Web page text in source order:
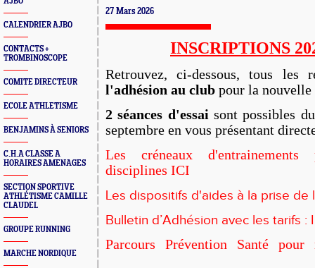
CALENDRIER AJBO
CONTACTS +
TROMBINOSCOPE
COMITE DIRECTEUR
ECOLE ATHLETISME
BENJAMINS À SENIORS
C.H.A CLASSE A
HORAIRES AMENAGES
SECTION SPORTIVE
ATHLÉTISME CAMILLE
CLAUDEL
GROUPE RUNNING
MARCHE NORDIQUE
27 Mars 2026
INSCRIPTIONS
Retrouvez, ci-dessous, tous les
l'adhésion au club pour la nouvelle
2 séances d'essai sont possibles
septembre en vous présentant
Les créneaux
disciplines ICI
Les dispositifs d'aides à la prise de
Bulletin d’Adhésion avec les tarifs :
Parcours Prévention Santé pour